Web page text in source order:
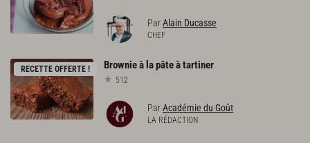
ParAlain Ducasse
CHEF
RECETTE OFFERTE ! Brownieà lapâteàtartiner
512
ParAcadémie du Goût
LA RÉDACTION